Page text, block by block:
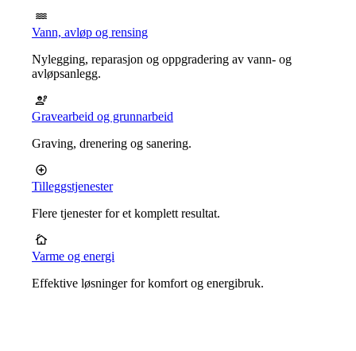
Vann, avløp og rensing
Nylegging, reparasjon og oppgradering av vann- og
avløpsanlegg.
Gravearbeid og grunnarbeid
Graving, drenering og sanering.
Tilleggstjenester
Flere tjenester for et komplett resultat.
Varme og energi
Effektive løsninger for komfort og energibruk.